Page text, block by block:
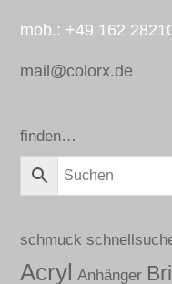
mob.: +49 162
mail@colorx.de
finden…
schmuck
Acryl Anhänger